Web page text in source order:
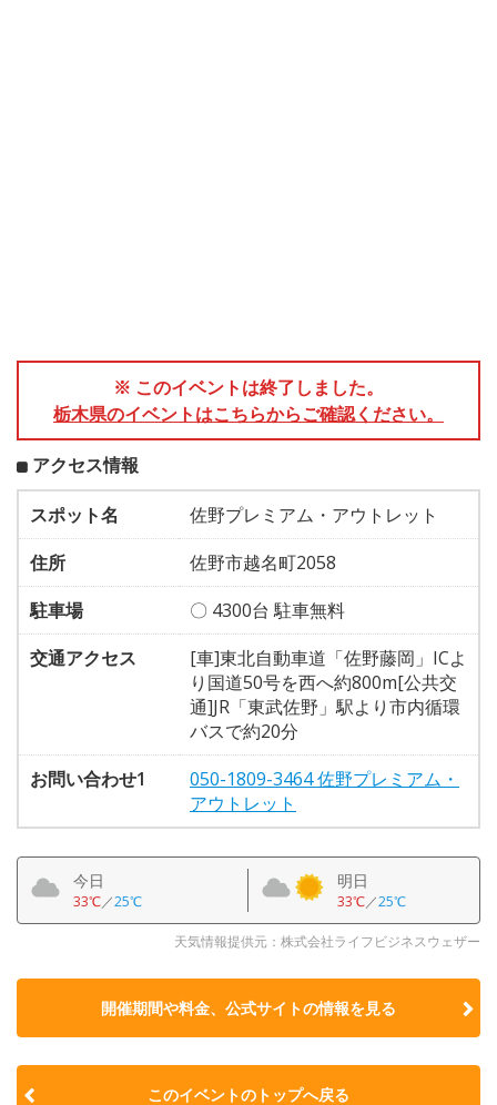
※ このイベントは終了しました。
栃木県のイベントはこちらからご確認ください。
アクセス情報
スポット名
佐野プレミアム・アウトレット
住所
佐野市越名町2058
駐車場
〇 4300台 駐車無料
交通アクセス
[車]東北自動車道「佐野藤岡」ICよ
り国道50号を西へ約800m[公共交
通]JR「東武佐野」駅より市内循環
バスで約20分
お問い合わせ1
050-1809-3464 佐野プレミアム・
アウトレット
今日
33℃／25℃
明日
33℃／25℃
天気情報提供元：株式会社ライフビジネスウェザー
開催期間や料金、公式サイトの情報を見る
このイベントのトップへ戻る